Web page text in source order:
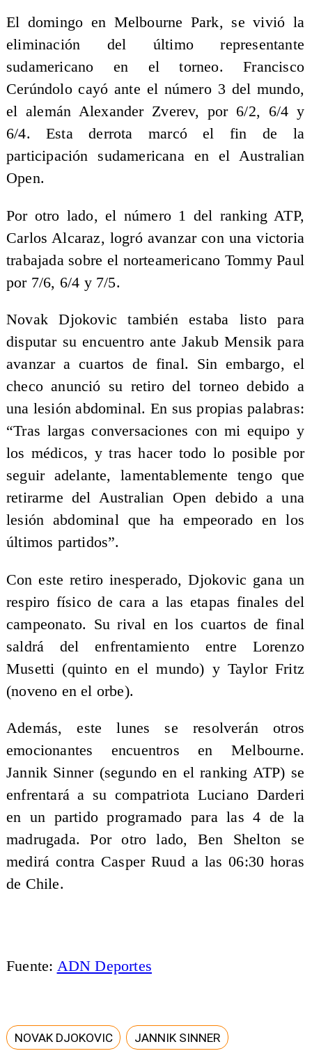
El domingo en Melbourne Park, se vivió la
eliminación del último representante
sudamericano en el torneo. Francisco
Cerúndolo cayó ante el número 3 del mundo,
el alemán Alexander Zverev, por 6/2, 6/4 y
6/4. Esta derrota marcó el fin de la
participación sudamericana en el Australian
Open.
Por otro lado, el número 1 del ranking ATP,
Carlos Alcaraz, logró avanzar con una victoria
trabajada sobre el norteamericano Tommy Paul
por 7/6, 6/4 y 7/5.
Novak Djokovic también estaba listo para
disputar su encuentro ante Jakub Mensik para
avanzar a cuartos de final. Sin embargo, el
checo anunció su retiro del torneo debido a
una lesión abdominal. En sus propias palabras:
“Tras largas conversaciones con mi equipo y
los médicos, y tras hacer todo lo posible por
seguir adelante, lamentablemente tengo que
retirarme del Australian Open debido a una
lesión abdominal que ha empeorado en los
últimos partidos”.
Con este retiro inesperado, Djokovic gana un
respiro físico de cara a las etapas finales del
campeonato. Su rival en los cuartos de final
saldrá del enfrentamiento entre Lorenzo
Musetti (quinto en el mundo) y Taylor Fritz
(noveno en el orbe).
Además, este lunes se resolverán otros
emocionantes encuentros en Melbourne.
Jannik Sinner (segundo en el ranking ATP) se
enfrentará a su compatriota Luciano Darderi
en un partido programado para las 4 de la
madrugada. Por otro lado, Ben Shelton se
medirá contra Casper Ruud a las 06:30 horas
de Chile.
Fuente: ADN Deportes
NOVAK DJOKOVIC JANNIK SINNER